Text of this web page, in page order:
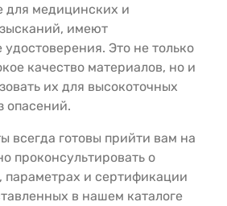
для медицинских и
имеют
Это не только
качество материалов, но и
их для высокоточных
опасений.
всегда готовы прийти вам на
проконсультировать о
параметрах и сертификации
в нашем каталоге